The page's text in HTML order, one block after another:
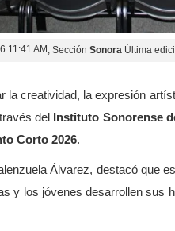
11:41 AM , Sección Sonora Última
la creatividad, la expresión
del Instituto Sonorense
Corto 2026.
Álvarez, destacó que
y los jóvenes desarrollen sus